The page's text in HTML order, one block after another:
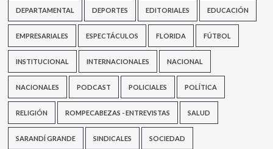
DEPARTAMENTAL DEPORTES EDITORIALES EDUCACIÓN
EMPRESARIALES ESPECTÁCULOS FLORIDA FÚTBOL
INSTITUCIONAL INTERNACIONALES NACIONAL
NACIONALES PODCAST POLICIALES POLÍTICA
RELIGIÓN ROMPECABEZAS - ENTREVISTAS SALUD
SARANDÍ GRANDE SINDICALES SOCIEDAD